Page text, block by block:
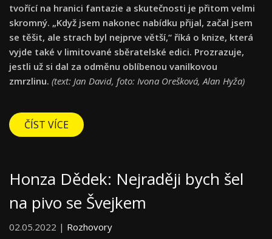
tvořící na hranici fantazie a skutečnosti je přitom velmi
skromný. „Když jsem nakonec nabídku přijal, začal jsem
se těšit, ale strach byl nejprve větší,“ říká o knize, která
vyjde také v limitované sběratelské edici. Prozrazuje,
jestli už si dal za odměnu oblíbenou vanilkovou
zmrzlinu. (text: Jan David, foto: Ivona Orešková, Alan Hyža)
ČÍST VÍCE
Honza Dědek: Nejraději bych šel
na pivo se Švejkem
02.05.2022 | Rozhovory